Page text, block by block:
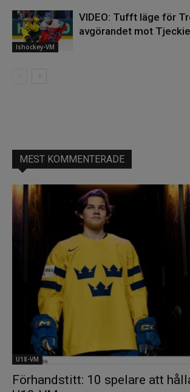
Ishockey-VM
VIDEO: Tufft läge för
avgörandet mot
MEST KOMMENTERADE
U18-VM
Förhandstitt: 10 spelare att